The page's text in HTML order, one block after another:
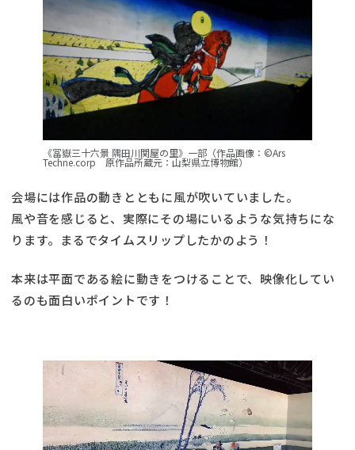
《冨嶽三十六景 隅田川関屋の里》一部（作品画像：©Ars
Techne.corp 原作品所蔵元：山梨県立博物館）
会場には作品の動きとともに風が吹いていました。
風や音を感じると、実際にその場にいるような気持ちにな
ります。まるでタイムスリップしたかのよう！
本来は平面である絵に動きをつけることで、映像化してい
るのも面白いポイントです！